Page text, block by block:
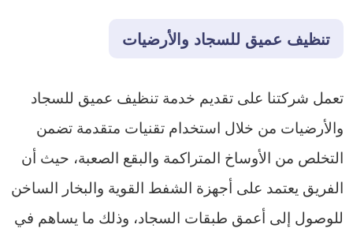
تنظيف عميق للسجاد والأرضيات
تعمل شركتنا على تقديم خدمة تنظيف عميق للسجاد
والأرضيات من خلال استخدام تقنيات متقدمة تضمن
التخلص من الأوساخ المتراكمة والبقع الصعبة، حيث أن
الفريق يعتمد على أجهزة الشفط القوية والبخار الساخن
للوصول إلى أعمق طبقات السجاد، وذلك ما يساهم في